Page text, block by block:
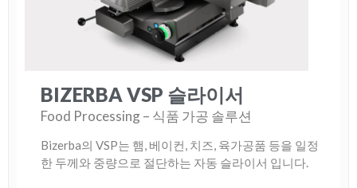
BIZERBA VSP 슬라이서
Food Processing – 식품 가공 솔루션
Bizerba의 VSP는 햄, 베이컨, 치즈, 육가공품 등을 일정
한 두께와 중량으로 절단하는 자동 슬라이서 입니다.